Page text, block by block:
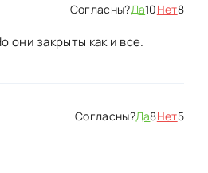
Да10Нет8
они закрыты как и все.
Да8Нет5